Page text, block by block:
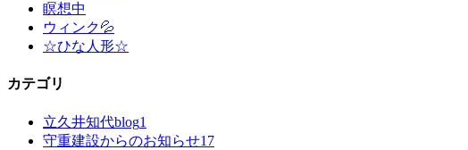
瞑想中
ウィンク💦
☆ひな人形☆
カテゴリ
立久井知代blog1
守重建設からのお知らせ17